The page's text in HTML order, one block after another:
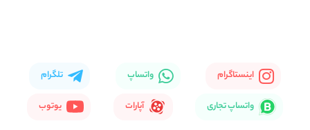
اینستاگرام واتساپ تلگرام
واتساپ تجاری آپارات یوتوب